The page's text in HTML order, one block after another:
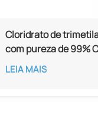
Cloridrato de
com pureza de 99%
81-7
LEIA MAIS